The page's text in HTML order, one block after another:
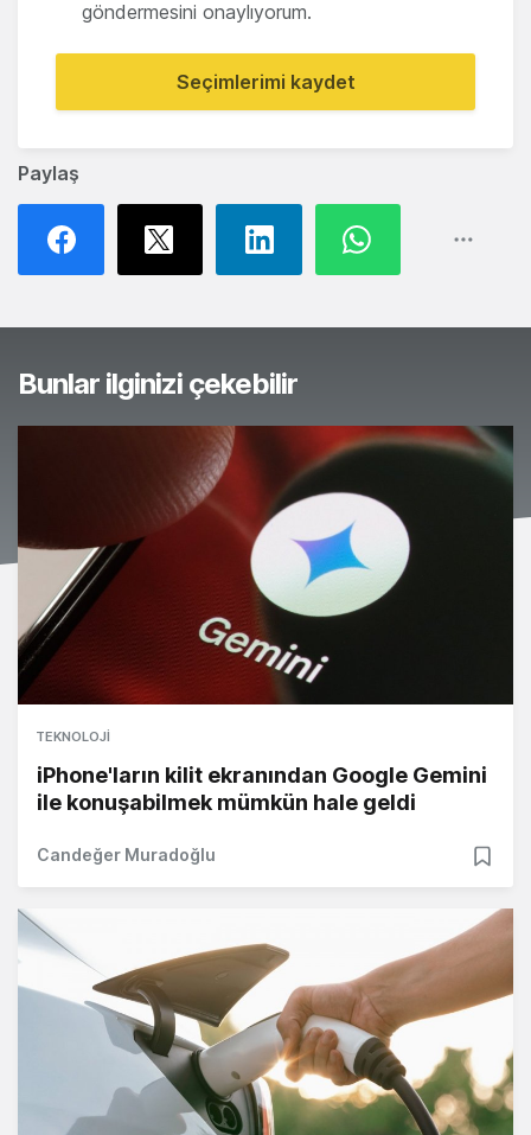
Paylaş
göndermesini onaylıyorum.
Seçimlerimi kaydet
Bunlar ilginizi çekebilir
TEKNOLOJI
iPhone'ların kilit ekranından Google Gemini
ile konuşabilmek mümkün hale geldi
Candeğer Muradoğlu